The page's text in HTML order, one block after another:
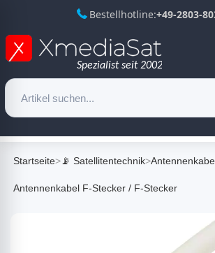
Bestellhotline:+49-2803-
Startseite>📡 Satellitentechnik>
Antennenkabel F-Stecker / F-Stecker